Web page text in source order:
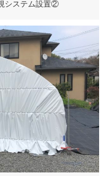
システム設置②